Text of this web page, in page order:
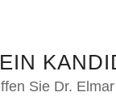
EIN
Sie Dr.